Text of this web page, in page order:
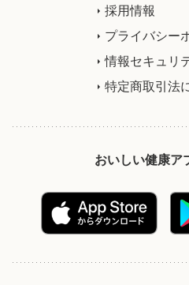
採用情報
プライバシー
情報セキュリ
特定商取引法
おいしい健康ア